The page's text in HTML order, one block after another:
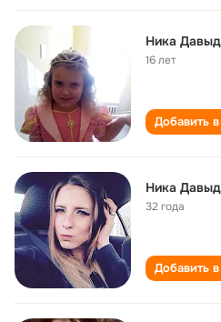
Ника
16 лет
Добавить
Ника
32 года
Добавить